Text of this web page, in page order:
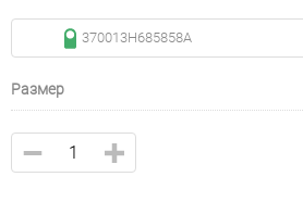
370013H685858A
Размер